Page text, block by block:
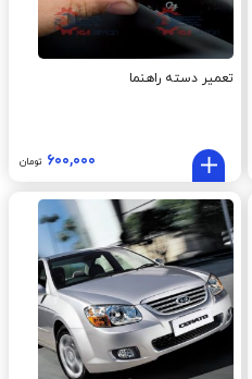
تعمیر دسته راهنما
۶۰۰,۰۰۰ تومان